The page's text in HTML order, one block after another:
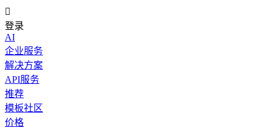

登录
AI
企业服务
解决方案
API服务
推荐
模板社区
价格